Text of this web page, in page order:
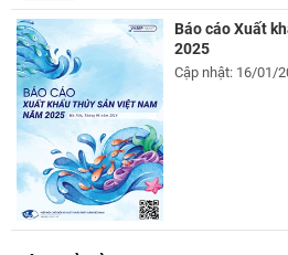
Báo cáo Xuất
2025
Cập nhật: 16/01/